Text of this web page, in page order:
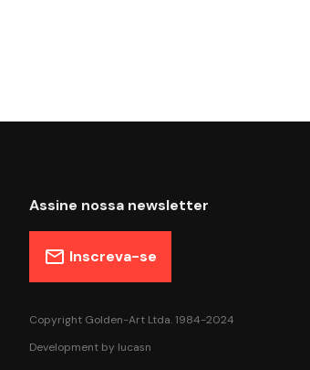
Assine nossa newsletter
Inscreva-se
Copyright Golden-Art Ltda. 1984-2024
Development by lucasn